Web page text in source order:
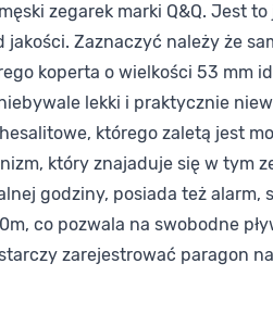
zegarek marki Q&Q. Jest
Zaznaczyć należy że
koperta o wielkości 53 mm
lekki i praktycznie
hesalitowe, którego zaletą jest
który znajaduje się w tym
godziny, posiada też alarm,
co pozwala na swobodne
zarejestrować paragon